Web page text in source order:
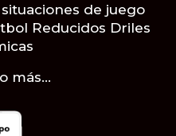
de juego
Reducidos Driles
más…